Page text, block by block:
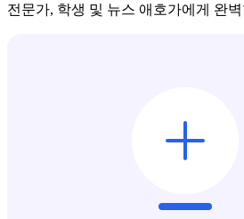
전문가, 학생 및 뉴스 애호가에게 완